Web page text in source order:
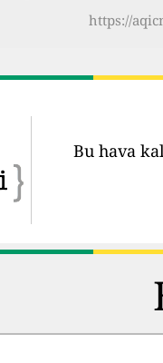
https://
Bu hava